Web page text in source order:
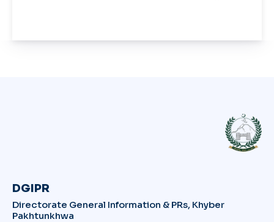
DGIPR
Directorate General Information & PRs, Khyber
Pakhtunkhwa